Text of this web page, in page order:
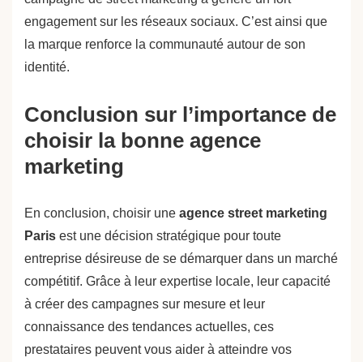
engagement sur les réseaux sociaux. C’est ainsi que
la marque renforce la communauté autour de son
identité.
Conclusion sur l’importance de
choisir la bonne agence
marketing
En conclusion, choisir une agence street marketing
Paris est une décision stratégique pour toute
entreprise désireuse de se démarquer dans un marché
compétitif. Grâce à leur expertise locale, leur capacité
à créer des campagnes sur mesure et leur
connaissance des tendances actuelles, ces
prestataires peuvent vous aider à atteindre vos